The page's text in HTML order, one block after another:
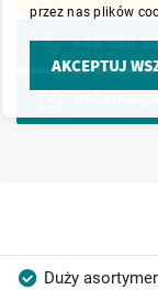
+48 530
Duży
przez nas plików
AKCEPTUJ